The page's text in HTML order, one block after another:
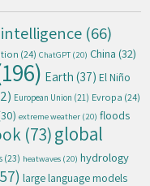
(66)
(24) ChatGPT (20) China (32)
Earth (37) El Niño
European Union (21) Evropa (24)
extreme weather (20) floods
(73)global
(23) heatwaves (20) hydrology
large language models